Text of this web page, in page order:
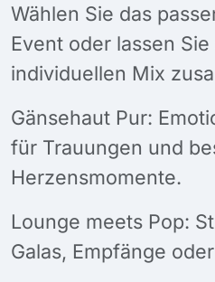
Wählen Sie das
Event oder lassen
individuellen Mix
Gänsehaut Pur:
für Trauungen und
Herzensmomente.
Lounge meets Pop:
Galas, Empfänge